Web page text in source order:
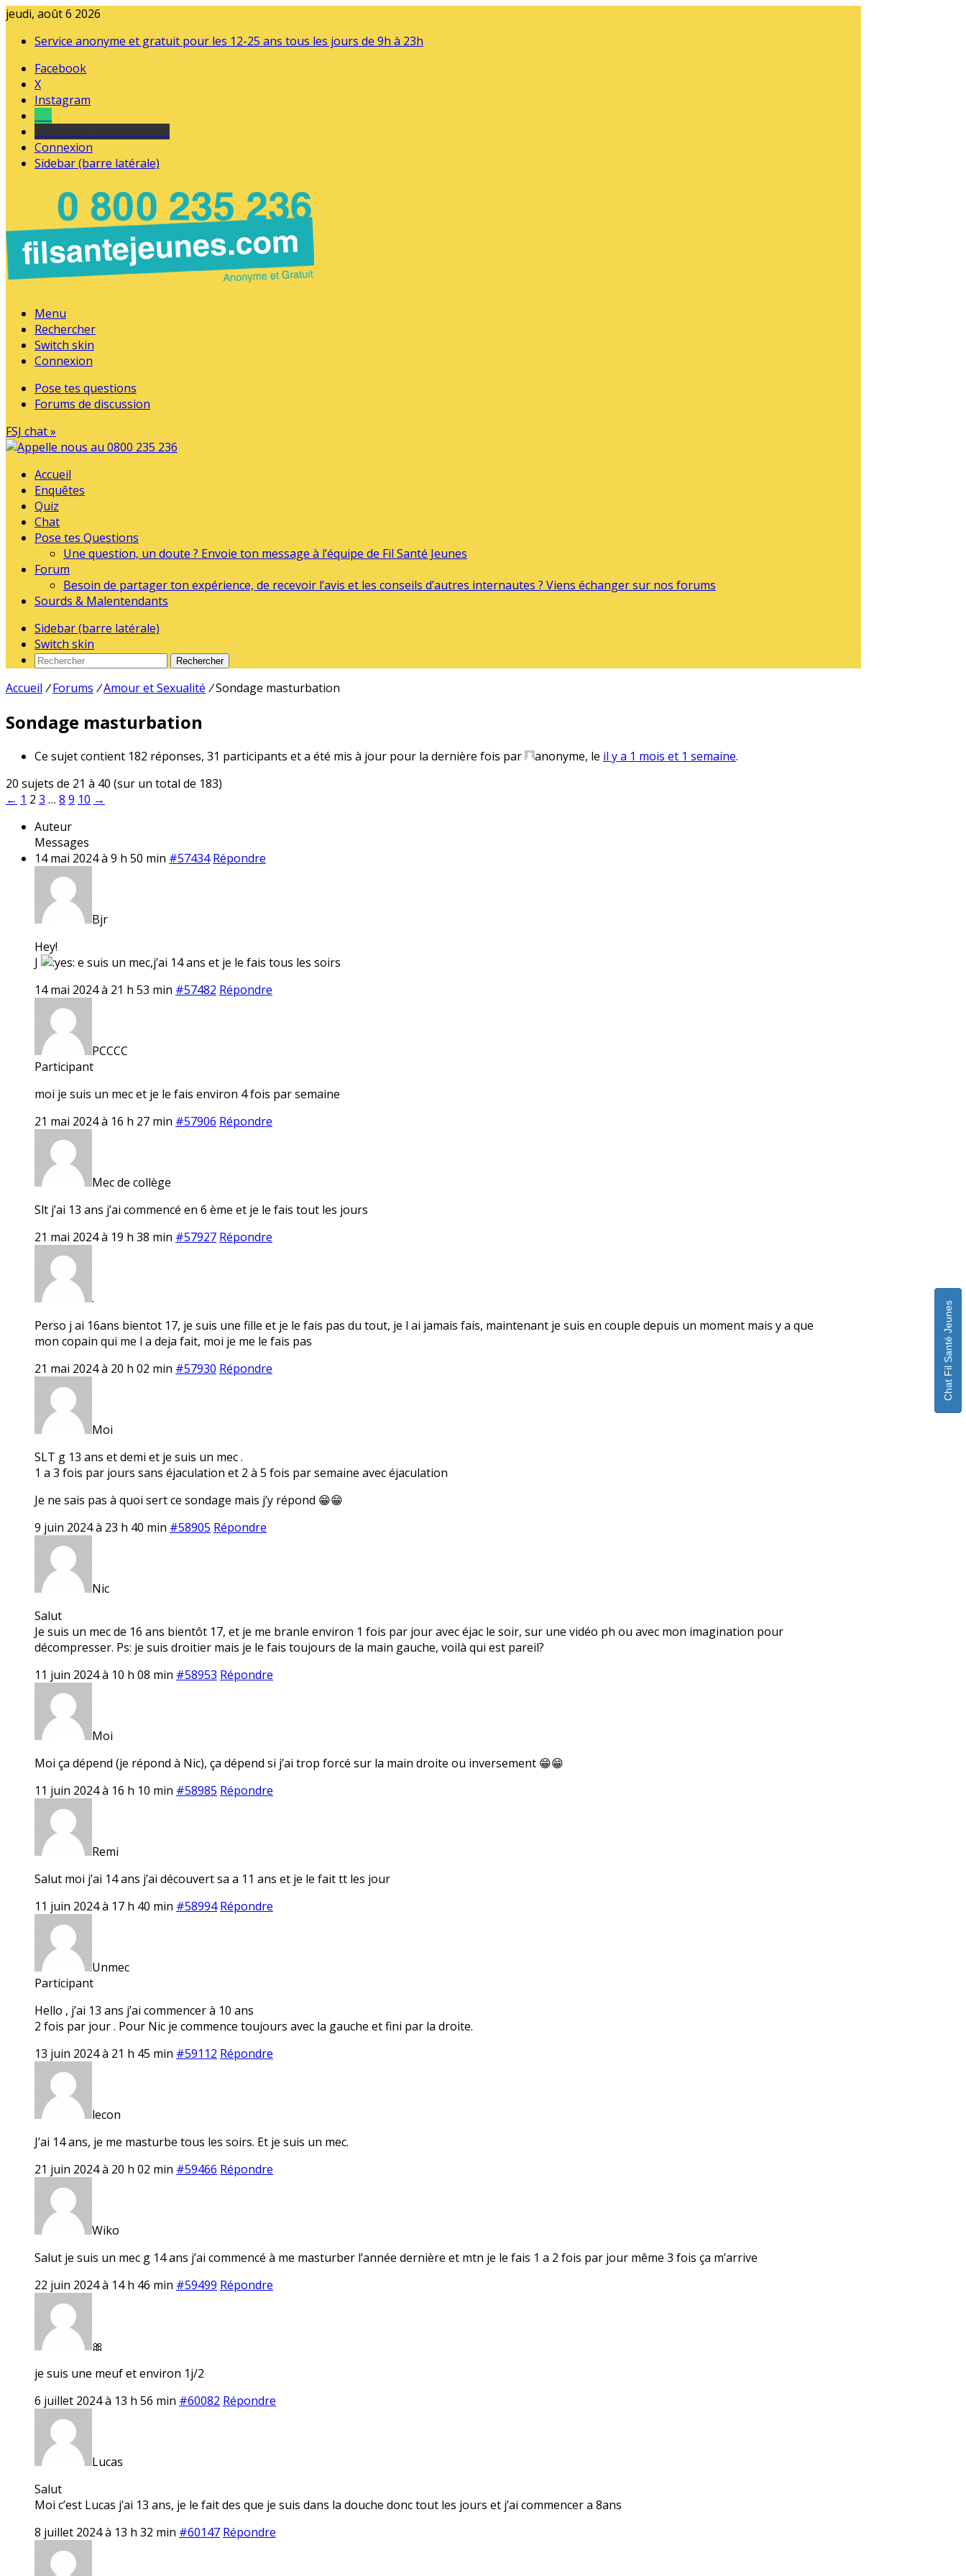
jeudi, août 6 2026
Service anonyme et gratuit pour les 12-25 ans tous les jours de 9h à 23h
Facebook
X
Instagram
Connexion
Sidebar (barre latérale)
Menu
Rechercher
Switch skin
Connexion
Pose tes questions
Forums de discussion
FSJ chat »
Accueil
Enquêtes
Quiz
Chat
Pose tes Questions
Une question, un doute ? Envoie ton message à l’équipe de Fil Santé Jeunes
Forum
Besoin de partager ton expérience, de recevoir l’avis et les conseils d’autres internautes ? Viens échanger sur nos forums
Sourds & Malentendants
Sidebar (barre latérale)
Switch skin
Rechercher
Accueil / Forums /Amour et Sexualité /Sondage masturbation
Sondage masturbation
Ce sujet contient 182 réponses, 31 participants et a été mis à jour pour la dernière fois par anonyme, le il y a 1 mois et 1 semaine.
20 sujets de 21 à 40 (sur un total de 183)
← 1 2 3 … 8 9 10 →
Auteur
Messages
14 mai 2024 à 9 h 50 min #57434 Répondre
Bjr
Hey!
J
e suis un mec,j’ai 14 ans et je le fais tous les soirs
14 mai 2024 à 21 h 53 min #57482 Répondre
PCCCC
Participant
moi je suis un mec et je le fais environ 4 fois par semaine
21 mai 2024 à 16 h 27 min #57906 Répondre
Mec de collège
Slt j’ai 13 ans j’ai commencé en 6 ème et je le fais tout les jours
21 mai 2024 à 19 h 38 min #57927 Répondre
.
Perso j ai 16ans bientot 17, je suis une fille et je le fais pas du tout, je l ai jamais fais, maintenant je suis en couple depuis un moment mais y a que
mon copain qui me l a deja fait, moi je me le fais pas
21 mai 2024 à 20 h 02 min #57930 Répondre
Moi
SLT g 13 ans et demi et je suis un mec .
1 a 3 fois par jours sans éjaculation et 2 à 5 fois par semaine avec éjaculation
Je ne sais pas à quoi sert ce sondage mais j’y répond 😁😁
9 juin 2024 à 23 h 40 min #58905 Répondre
Nic
Salut
Je suis un mec de 16 ans bientôt 17, et je me branle environ 1 fois par jour avec éjac le soir, sur une vidéo ph ou avec mon imagination pour
décompresser. Ps: je suis droitier mais je le fais toujours de la main gauche, voilà qui est pareil?
11 juin 2024 à 10 h 08 min #58953 Répondre
Moi
Moi ça dépend (je répond à Nic), ça dépend si j’ai trop forcé sur la main droite ou inversement 😁😁
11 juin 2024 à 16 h 10 min #58985 Répondre
Remi
Salut moi j’ai 14 ans j’ai découvert sa a 11 ans et je le fait tt les jour
11 juin 2024 à 17 h 40 min #58994 Répondre
Unmec
Participant
Hello , j’ai 13 ans j’ai commencer à 10 ans
2 fois par jour . Pour Nic je commence toujours avec la gauche et fini par la droite.
13 juin 2024 à 21 h 45 min #59112 Répondre
lecon
J’ai 14 ans, je me masturbe tous les soirs. Et je suis un mec.
21 juin 2024 à 20 h 02 min #59466 Répondre
Wiko
Salut je suis un mec g 14 ans j’ai commencé à me masturber l’année dernière et mtn je le fais 1 a 2 fois par jour même 3 fois ça m’arrive
22 juin 2024 à 14 h 46 min #59499 Répondre
🎀
je suis une meuf et environ 1j/2
6 juillet 2024 à 13 h 56 min #60082 Répondre
Lucas
Salut
Moi c’est Lucas j’ai 13 ans, je le fait des que je suis dans la douche donc tout les jours et j’ai commencer a 8ans
8 juillet 2024 à 13 h 32 min #60147 Répondre
Chat Fil Santé Jeunes